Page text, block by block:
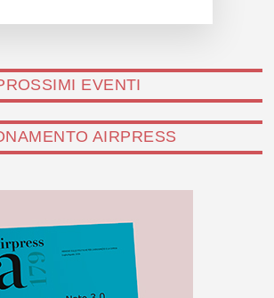
EVENTI
AIRPRESS